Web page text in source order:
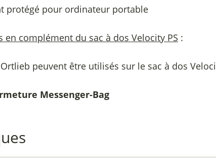
protégé pour ordinateur portable
en complément du sac à dos Velocity PS :
peuvent être utilisés sur le sac à dos
Messenger-Bag